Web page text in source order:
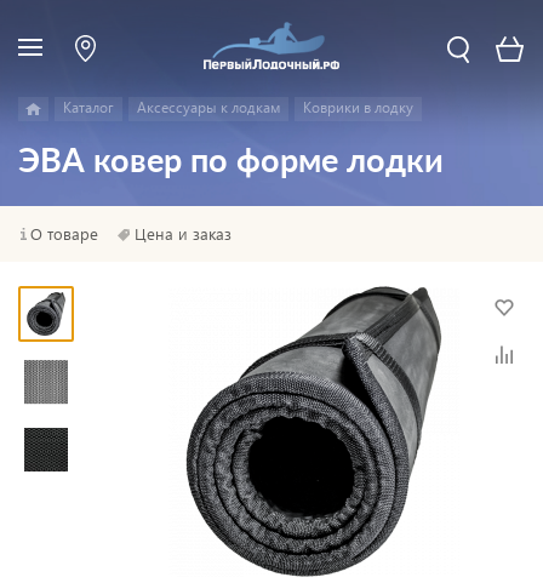
Каталог Аксессуары к лодкам Коврики в лодку
ЭВА ковер по форме лодки
О товаре Цена и заказ